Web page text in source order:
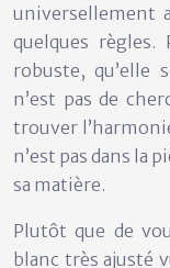
universellement
quelques
robuste, qu’elle
n’est pas de
trouver
n’est pas dans la
sa matière.
Plutôt que de
blanc très ajusté